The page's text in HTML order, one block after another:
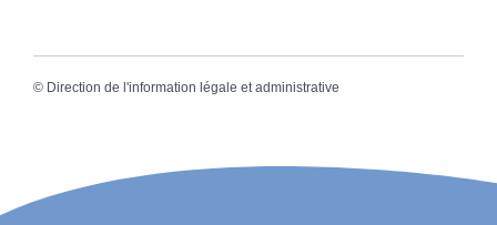
© Direction de l'information légale et administrative